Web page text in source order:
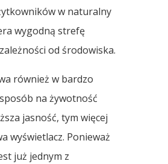
w naturalny
wygodną strefę
od środowiska.
również w bardzo
na żywotność
jasność, tym więcej
wyświetlacz. Ponieważ
już jednym z